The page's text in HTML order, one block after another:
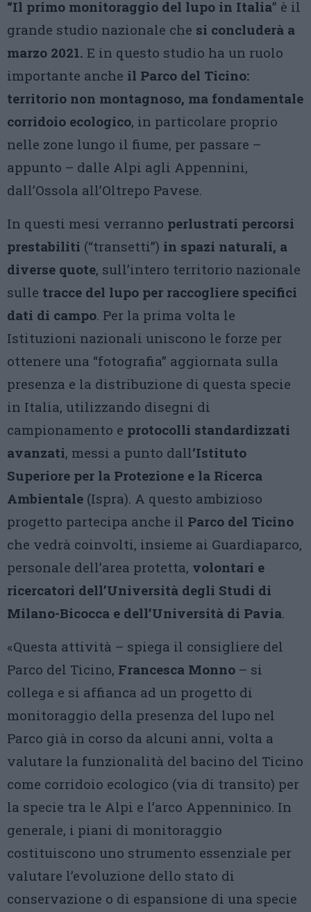
“Il primo monitoraggio del lupo in Italia” è il
grande studio nazionale che si concluderà a
marzo 2021. E in questo studio ha un ruolo
importante anche il Parco del Ticino:
territorio non montagnoso, ma fondamentale
corridoio ecologico, in particolare proprio
nelle zone lungo il fiume, per passare –
appunto – dalle Alpi agli Appennini,
dall’Ossola all’Oltrepo Pavese.
In questi mesi verranno perlustrati percorsi
prestabiliti (“transetti”) in spazi naturali, a
diverse quote, sull’intero territorio nazionale
sulle tracce del lupo per raccogliere specifici
dati di campo. Per la prima volta le
Istituzioni nazionali uniscono le forze per
ottenere una “fotografia” aggiornata sulla
presenza e la distribuzione di questa specie
in Italia, utilizzando disegni di
campionamento e protocolli standardizzati
avanzati, messi a punto dall‘Istituto
Superiore per la Protezione e la Ricerca
Ambientale (Ispra). A questo ambizioso
progetto partecipa anche il Parco del Ticino
che vedrà coinvolti, insieme ai Guardiaparco,
personale dell’area protetta, volontari e
ricercatori dell’Università degli Studi di
Milano-Bicocca e dell’Università di Pavia.
«Questa attività – spiega il consigliere del
Parco del Ticino, Francesca Monno – si
collega e si affianca ad un progetto di
monitoraggio della presenza del lupo nel
Parco già in corso da alcuni anni, volta a
valutare la funzionalità del bacino del Ticino
come corridoio ecologico (via di transito) per
la specie tra le Alpi e l’arco Appenninico. In
generale, i piani di monitoraggio
costituiscono uno strumento essenziale per
valutare l’evoluzione dello stato di
conservazione o di espansione di una specie